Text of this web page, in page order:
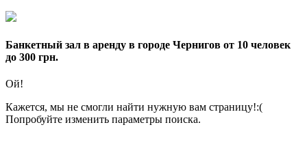
Банкетный зал в аренду в городе Чернигов от 10 человек
до 300 грн.
Ой!
Кажется, мы не смогли найти нужную вам страницу!:(
Попробуйте изменить параметры поиска.